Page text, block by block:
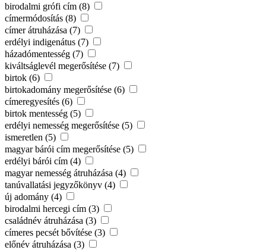
birodalmi grófi cím (8)
címermódosítás (8)
címer átruházása (7)
erdélyi indigenátus (7)
házadómentesség (7)
kiváltságlevél megerősítése (7)
birtok (6)
birtokadomány megerősítése (6)
címeregyesítés (6)
birtok mentesség (5)
erdélyi nemesség megerősítése (5)
ismeretlen (5)
magyar bárói cím megerősítése (5)
erdélyi bárói cím (4)
magyar nemesség átruházása (4)
tanúvallatási jegyzőkönyv (4)
új adomány (4)
birodalmi hercegi cím (3)
családnév átruházása (3)
címeres pecsét bővítése (3)
előnév átruházása (3)